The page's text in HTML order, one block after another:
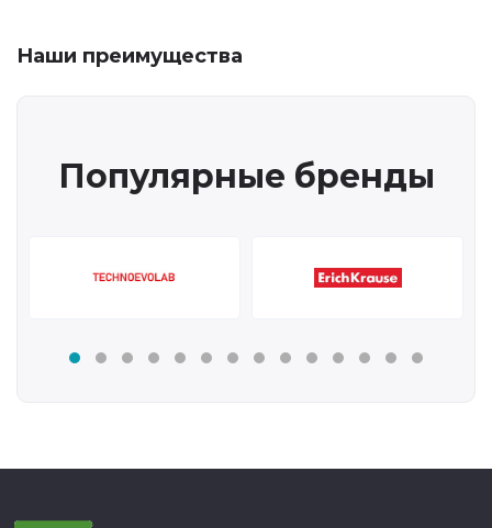
Наши преимущества
Популярные бренды